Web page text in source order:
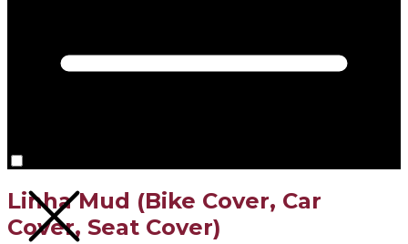
Linha Mud (Bike Cover, Car
Cover, Seat Cover)